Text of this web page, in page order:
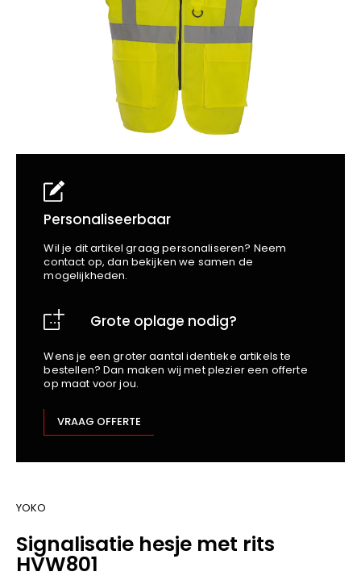
Business WellnessKapper
Beechfield
Blakläder
CrossHatch
Edge Safety
Harvest
Heckel
Hydrowear
Jassz
Kariban
M-Safe
OXXA
Premier
Promodoro
Result
Personaliseerbaar
Wil je dit artikel graag personaliseren? Neem
contact op, dan bekijken we samen de
mogelijkheden.
Grote oplage nodig?
Wens je een groter aantal identieke artikels te
bestellen? Dan maken wij met plezier een offerte
op maat voor jou.
VRAAG OFFERTE
YOKO
Signalisatie hesje met rits
HVW801